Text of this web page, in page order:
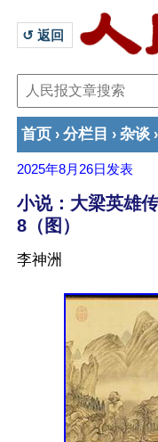
↺ 返回
首页 › 分栏目 › 杂谈 ›
2025年8月26日 发表
小说：大梁英雄
8（图）
李神洲